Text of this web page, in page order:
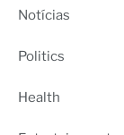
Notícias
Politics
Health